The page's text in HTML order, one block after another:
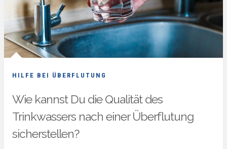
HILFE BEI ÜBERFLUTUNG
Wie kannst Du die Qualität des
Trinkwassers nach einer Überflutung
sicherstellen?